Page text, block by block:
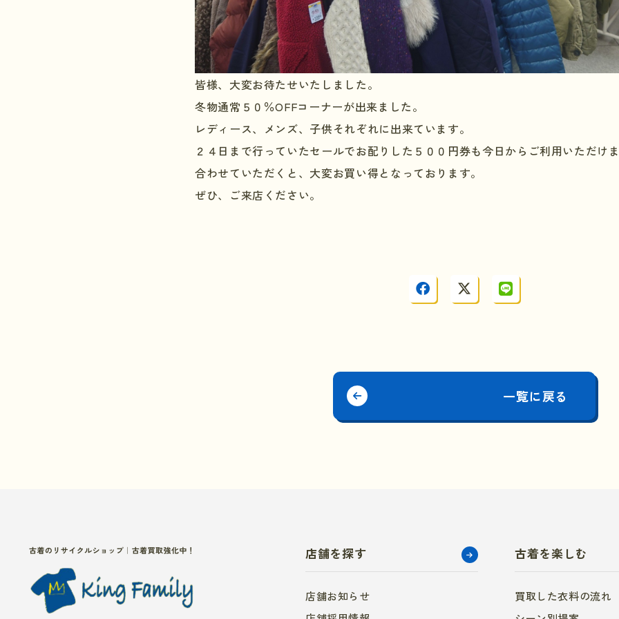
皆様、大変お待たせいたしました。
冬物通常５０％OFFコーナーが出来ました。
レディース、メンズ、子供それぞれに出来ています。
２４日まで行っていたセールでお配りした５００円券も今日からご利用いただけ
合わせていただくと、大変お買い得となっております。
ぜひ、ご来店ください。
一覧に戻る
店舗を探す
店舗お知らせ
古着を楽しむ
買取した衣料の流れ